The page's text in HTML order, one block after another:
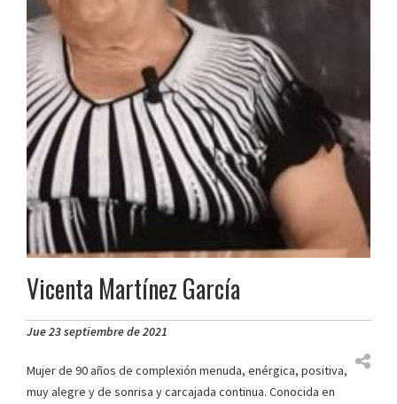
Vicenta Martínez García
Jue 23 septiembre de 2021
Mujer de 90 años de complexión menuda, enérgica, positiva,
muy alegre y de sonrisa y carcajada continua. Conocida en